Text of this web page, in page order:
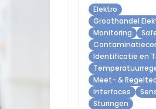
Elektro
Groothandel
Monitoring
Identificatie en
Meet- &
Interfaces
Sturingen